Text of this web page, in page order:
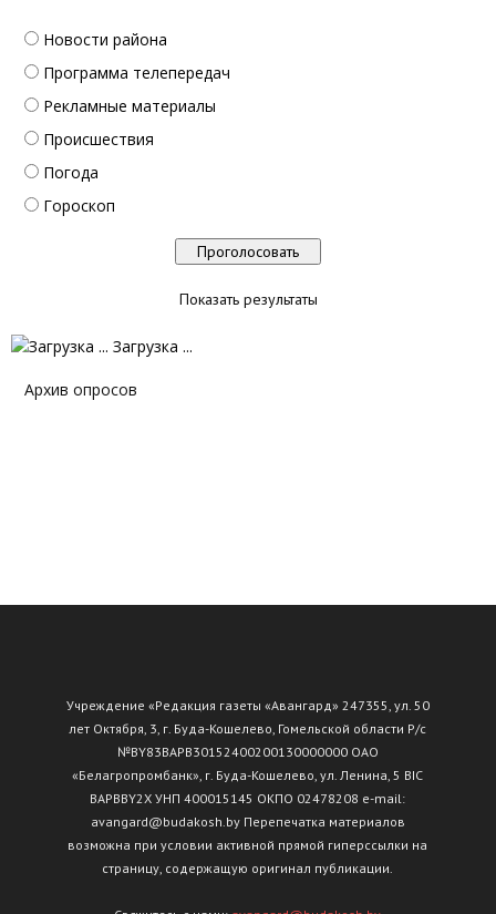
Новости района
Программа телепередач
Рекламные материалы
Происшествия
Погода
Гороскоп
Показать результаты
Загрузка ...
Архив опросов
Учреждение «Редакция газеты «Авангард» 247355, ул. 50
лет Октября, 3, г. Буда-Кошелево, Гомельской области Р/с
№ВY83ВАРВ30152400200130000000 ОАО
«Белагропромбанк», г. Буда-Кошелево, ул. Ленина, 5 BIC
BAPBBY2X УНП 400015145 ОКПО 02478208 e-mail:
avangard@budakosh.by Перепечатка материалов
возможна при условии активной прямой гиперссылки на
страницу, содержащую оригинал публикации.